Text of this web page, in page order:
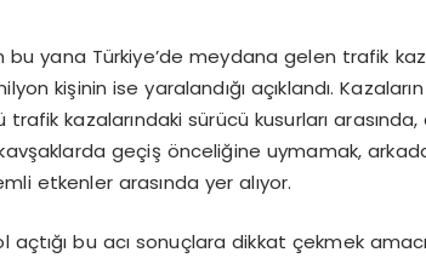
bu yana Türkiye’de meydana gelen trafik
kişinin ise yaralandığı açıklandı.
trafik kazalarındaki sürücü kusurları
geçiş önceliğine uymamak,
etkenler arasında yer alıyor.
açtığı bu acı sonuçlara dikkat çekmek